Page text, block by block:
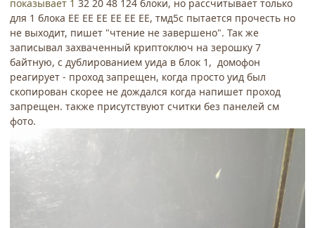
показывает 1 32 20 48 124 блоки, но рассчитывает только
для 1 блока EE EE EE EE EE EE, тмд5с пытается прочесть но
не выходит, пишет "чтение не завершено". Так же
записывал захваченный криптоключ на зерошку 7
байтную, с дублированием уида в блок 1, домофон
реагирует - проход запрещен, когда просто уид был
скопирован скорее не дождался когда напишет проход
запрещен. также присутствуют считки без панелей см
фото.